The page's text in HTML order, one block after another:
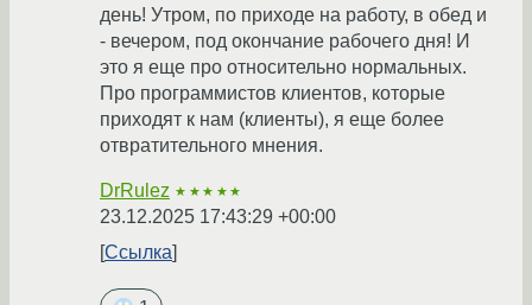
день! Утром, по приходе на работу, в обед и
- вечером, под окончание рабочего дня! И
это я еще про относительно нормальных.
Про программистов клиентов, которые
приходят к нам (клиенты), я еще более
отвратительного мнения.
DrRulez ★★★★★
23.12.2025 17:43:29 +00:00
Ссылка